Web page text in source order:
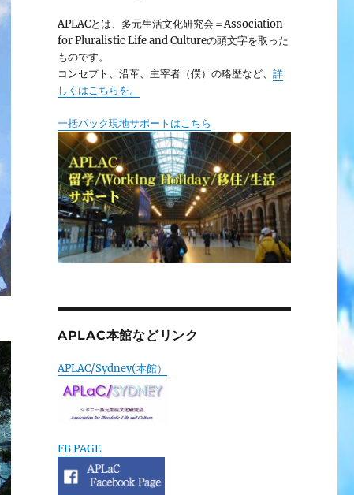
APLACとは、多元生活文化研究会＝Association
for Pluralistic Life and Cultureの頭文字を取った
ものです。
コンセプト、沿革、主宰者（僕）の略歴など、 詳
しくはこちらを。
一括パック現地サポートはこちら
APLAC本館などリンク
APLAC/Sydney(本館）
FB PAGE